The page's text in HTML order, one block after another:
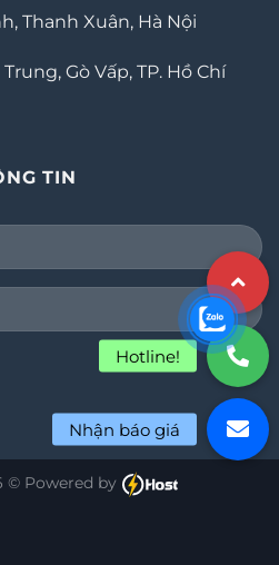
Thanh Xuân, Hà Nội
Gò Vấp, TP. Hồ Chí
TIN
© Powered by